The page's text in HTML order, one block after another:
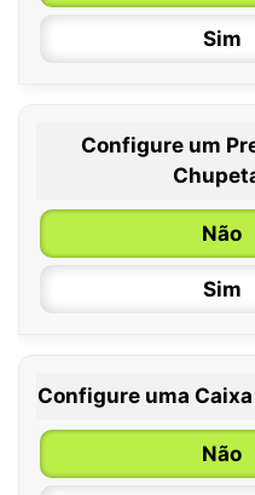
Sim
0 /
6 /
Configure um
Não
Sim
Configure uma
Não